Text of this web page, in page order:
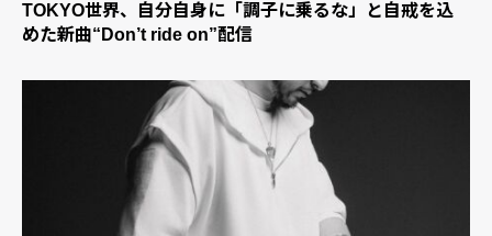
TOKYO世界、自分自身に「調子に乗るな」と自戒を込
めた新曲“Don’t ride on”配信